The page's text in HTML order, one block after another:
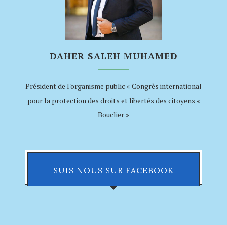
DAHER SALEH MUHAMED
Président de l'organisme public « Congrès international
pour la protection des droits et libertés des citoyens «
Bouclier »
SUIS NOUS SUR FACEBOOK